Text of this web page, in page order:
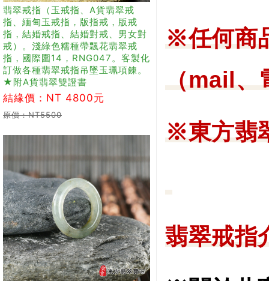
翡翠戒指（玉戒指、A貨翡翠戒
指、緬甸玉戒指，版指戒，版戒
指，結婚戒指、結婚對戒、男女對
戒）。淺綠色糯種帶飄花翡翠戒
指，國際圍14，RNG047。客製化
訂做各種翡翠戒指吊墜玉珮項鍊。
★附A貨翡翠雙證書
結緣價：NT 4800元
原價：NT5500
※任何商
（mail
※東方翡
翡翠戒指